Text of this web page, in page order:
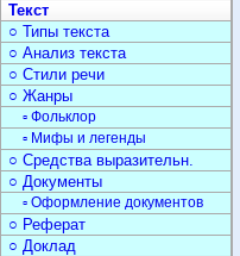
Текст
○ Типы текста
○ Анализ текста
○ Стили речи
○ Жанры
▫ Фольклор
▫ Мифы и легенды
○ Средства выразительн.
○ Документы
▫ Оформление документов
○ Реферат
○ Доклад